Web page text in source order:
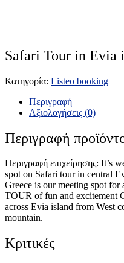
Safari Tour in Evia
Κατηγορία: Listeo booking
Περιγραφή
Αξιολογήσεις (0)
Περιγραφή
Περιγραφή επιχείρησης: It’s
spot on Safari tour in central
Greece is our meeting spot
TOUR of fun and excitement
across Evia island from West
mountain.
Κριτικές